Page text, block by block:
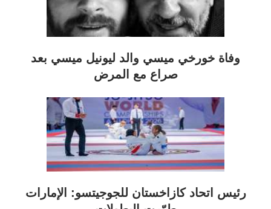
وفاة خورخي ميسي والد ليونيل ميسي بعد
صراع مع المرض
رئيس اتحاد كازاخستان للجوجيتسو: الإمارات